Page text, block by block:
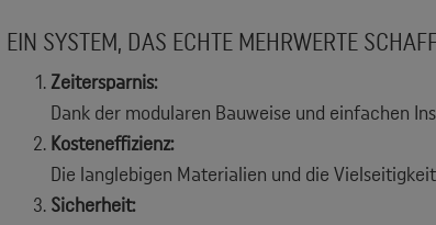
EIN SYSTEM, DAS ECHTE MEHRWERTE SCHAFFT
Zeitersparnis:
Dank der modularen Bauweise und einfachen
Kosteneffizienz:
Die langlebigen Materialien und die
Sicherheit: